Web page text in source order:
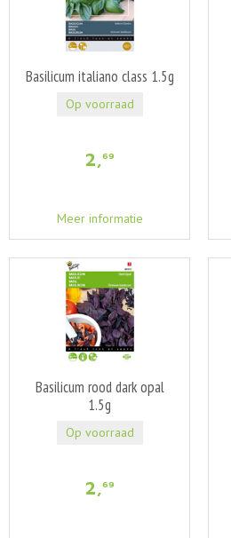
Basilicum italiano class 1.5g
2,69
Meer informatie
Op voorraad
Basilicum rood dark opal
1.5g
2,69
Op voorraad